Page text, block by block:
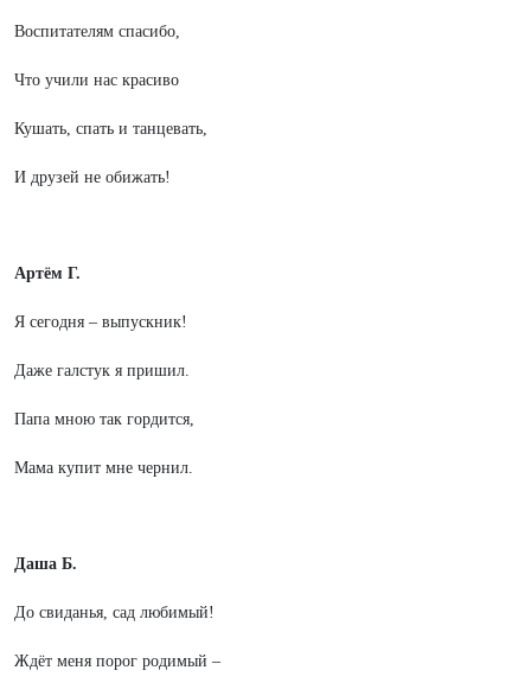
Воспитателям спасибо,
Что учили нас красиво
Кушать, спать и танцевать,
И друзей не обижать!
Артём Г.
Я сегодня – выпускник!
Даже галстук я пришил.
Папа мною так гордится,
Мама купит мне чернил.
Даша Б.
До свиданья, сад любимый!
Ждёт меня порог родимый –